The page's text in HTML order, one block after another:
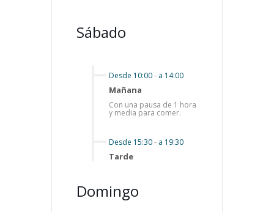
Sábado
Desde 10:00- a 14:00
Mañana
Con una pausa de 1 hora
y media para comer.
Desde 15:30- a 19:30
Tarde
Domingo